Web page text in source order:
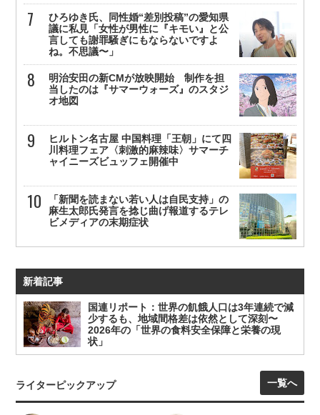
ひろゆき氏、同性婚“差別投稿”の愛知県
議に私見「女性が男性に『キモい』と公
言しても謝罪騒ぎにもならないですよ
ね。不思議〜」
明治安田の新CMが放映開始 制作を担
当したのは『サマーウォーズ』のスタジ
オ地図
ヒルトン名古屋 中国料理「王朝」にて四
川料理フェア〈刺激的麻辣味〉サマーチ
ャイニーズビュッフェ開催中
「新聞を読まない若い人は自民支持」の
麻生太郎氏発言を捻じ曲げ報道するテレ
ビメディアの末期症状
新着記事
国連リポート：世界の飢餓人口は3年連続で減
少するも、地域間格差は依然として深刻〜
2026年の「世界の食料安全保障と栄養の現
状」
ライターピックアップ 一覧へ